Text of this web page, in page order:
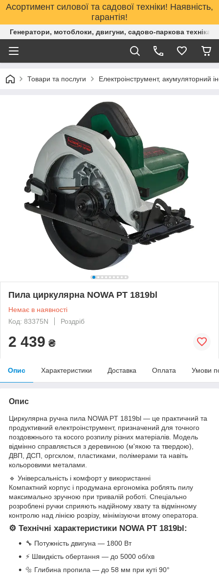
Асортимент силової та садової техніки! Наявність,
гарантія!
Генератори, мотоблоки, двигуни, садово-паркова техніка.
Товари та послуги Електроінструмент, акумуляторний
Пила циркулярна NOWA PT 1819bl
Немає в наявності
Код: 83375N
Роздріб
2 439 ₴
Опис Характеристики Доставка Оплата Умови
Опис
Циркулярна ручна пила NOWA PT 1819bl — це практичний та
продуктивний електроінструмент, призначений для точного
поздовжнього та косого розпилу різних матеріалів. Модель
відмінно справляється з деревиною (м'якою та твердою),
ДВП, ДСП, оргсклом, пластиками, полімерами та навіть
кольоровими металами.
🔹 Універсальність і комфорт у використанні
Компактний корпус і продумана ергономіка роблять пилу
максимально зручною при тривалій роботі. Спеціально
розроблені ручки сприяють надійному хвату та відмінному
контролю над лінією розрізу, мінімізуючи втому оператора.
⚙️ Технічні характеристики NOWA PT 1819bl:
🔧 Потужність двигуна — 1800 Вт
⚡ Швидкість обертання — до 5000 об/хв
🔩 Глибина пропила — до 58 мм при куті 90°